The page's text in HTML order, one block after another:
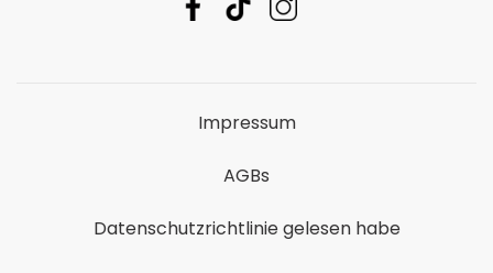
Impressum
AGBs
Datenschutzrichtlinie gelesen habe